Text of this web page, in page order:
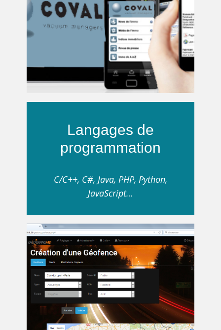
Langages de
programmation
C/C++, C#, Java, PHP, Python,
JavaScript…